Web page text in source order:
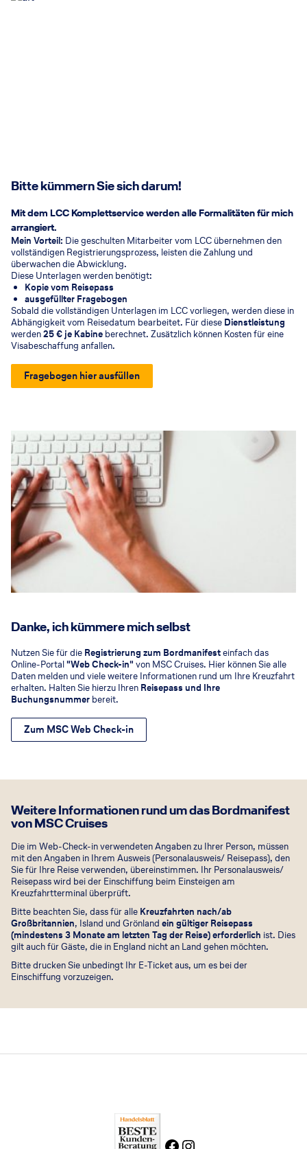
Bitte kümmern Sie sich darum!
Mit dem LCC Komplettservice werden alle Formalitäten für mich
arrangiert.
Mein Vorteil: Die geschulten Mitarbeiter vom LCC übernehmen den
vollständigen Registrierungsprozess, leisten die Zahlung und
überwachen die Abwicklung.
Diese Unterlagen werden benötigt:
Kopie vom Reisepass
ausgefüllter Fragebogen
Sobald die vollständigen Unterlagen im LCC vorliegen, werden diese in
Abhängigkeit vom Reisedatum bearbeitet. Für diese Dienstleistung
werden25 € je Kabine berechnet. Zusätzlich können Kosten für eine
Visabeschaffung anfallen.
Fragebogen hier ausfüllen
Danke, ich kümmere mich selbst
Nutzen Sie für die Registrierung zum Bordmanifesteinfach das
Online-Portal"Web Check-in" von MSC Cruises. Hier können Sie alle
Daten melden und viele weitere Informationen rund um Ihre Kreuzfahrt
erhalten. Halten Sie hierzu Ihren Reisepass und Ihre
Buchungsnummer bereit.
Zum MSC Web Check-in
Weitere Informationen rund um das Bordmanifest
von MSC Cruises
Die im Web-Check-in verwendeten Angaben zu Ihrer Person, müssen
mit den Angaben in Ihrem Ausweis (Personalausweis/ Reisepass), den
Sie für Ihre Reise verwenden, übereinstimmen. Ihr Personalausweis/
Reisepass wird bei der Einschiffung beim Einsteigen am
Kreuzfahrtterminal überprüft.
Bitte beachten Sie, dass für alle Kreuzfahrten nach/ab
Großbritannien, Island und Grönland ein gültiger Reisepass
(mindestens 3 Monate am letzten Tag der Reise) erforderlich ist. Dies
gilt auch für Gäste, die in England nicht an Land gehen möchten.
Bitte drucken Sie unbedingt Ihr E-Ticket aus, um es bei der
Einschiffung vorzuzeigen.